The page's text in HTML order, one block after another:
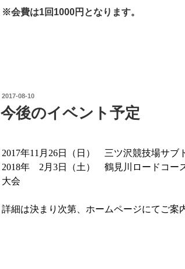
※会費は1回 1000円となります。
投
稿
日:
2017-08-10
今後のイベント予定
2017年11 月 26日（日） 三ツ沢競技場サブ
2018年 2 月 3日（土） 鶴見川ロードコー
大会
詳細は決まり次第、ホームページにてご案